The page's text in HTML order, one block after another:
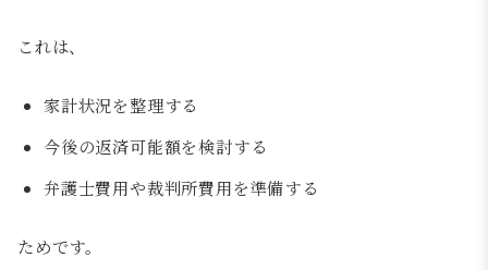
これは、
家計状況を整理する
今後の返済可能額を検討する
弁護士費用や裁判所費用を準備する
ためです。